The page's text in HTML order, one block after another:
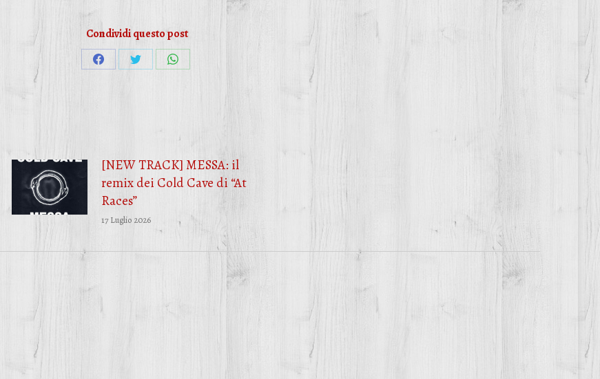
Condividi questo post
CondividiCondividiCondividi
[NEW TRACK] MESSA: il
remix dei Cold Cave di “At
Races”
17 Luglio 2026